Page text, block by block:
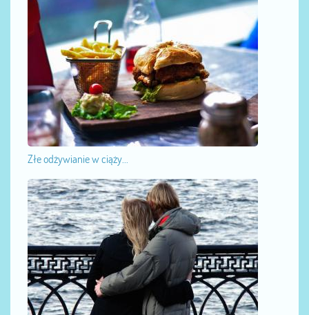
Złe odżywianie w ciąży...